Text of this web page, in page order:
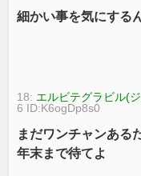
細かい事を気にする
18: エルビテグラビル(
6 ID:K6ogDp8s0
まだワンチャンある
年末まで待てよ